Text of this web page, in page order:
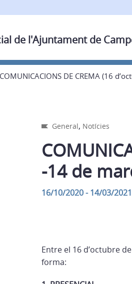
de l'Ajuntament de
COMUNICACIONS DE CREMA (16
General, Notícies
-14 de
16/10/2020 - 14/03/2021
Entre el 16 d’octubre
forma: